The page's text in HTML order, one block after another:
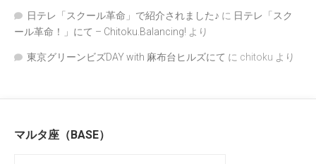
日テレ「スクール革命」で紹介されました♪ に 日テレ「スク
ール革命！」にて – Chitoku.Balancing! より
東京グリーンビズDAY with 麻布台ヒルズにて に chitoku より
マルタ座（BASE）